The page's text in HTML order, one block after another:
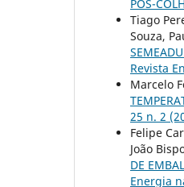
PÓS-
Tiago
Souza,
Revista
Marcelo
25 n. 2
Felipe
João
DE
Energia